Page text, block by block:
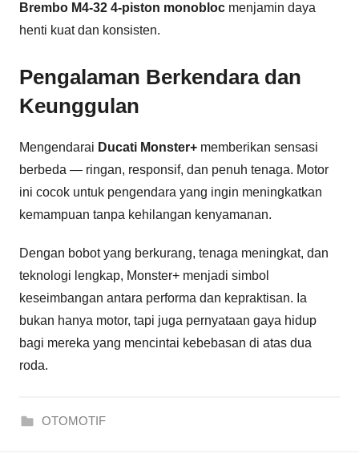
Brembo M4-32 4-piston monobloc menjamin daya
henti kuat dan konsisten.
Pengalaman Berkendara dan
Keunggulan
Mengendarai Ducati Monster+ memberikan sensasi
berbeda — ringan, responsif, dan penuh tenaga. Motor
ini cocok untuk pengendara yang ingin meningkatkan
kemampuan tanpa kehilangan kenyamanan.
Dengan bobot yang berkurang, tenaga meningkat, dan
teknologi lengkap, Monster+ menjadi simbol
keseimbangan antara performa dan kepraktisan. Ia
bukan hanya motor, tapi juga pernyataan gaya hidup
bagi mereka yang mencintai kebebasan di atas dua
roda.
OTOMOTIF